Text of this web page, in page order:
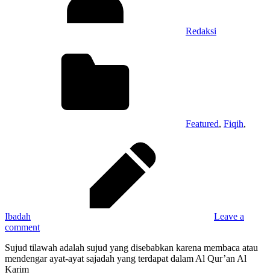
Redaksi
Featured, Fiqih,
Ibadah
Leave a
comment
Sujud tilawah adalah sujud yang disebabkan karena membaca atau
mendengar ayat-ayat sajadah yang terdapat dalam Al Qur’an Al
Karim